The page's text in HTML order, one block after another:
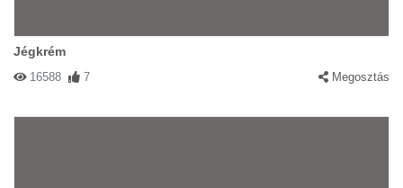
Jégkrém
16588 7 Megosztás